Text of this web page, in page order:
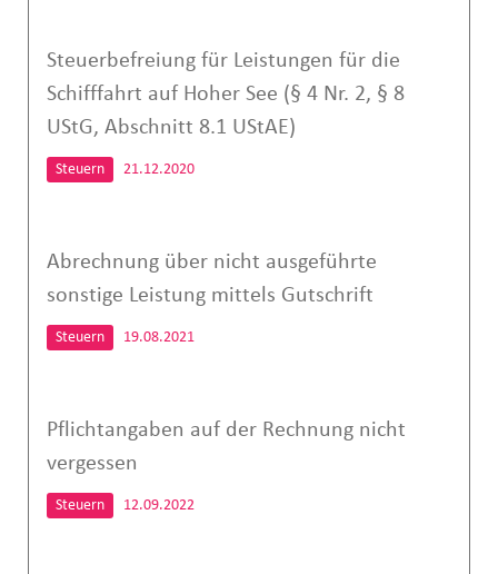
Steuerbefreiung für Leistungen für die
Schifffahrt auf Hoher See (§ 4 Nr. 2, § 8
UStG, Abschnitt 8.1 UStAE)
Steuern 21.12.2020
Abrechnung über nicht ausgeführte
sonstige Leistung mittels Gutschrift
Steuern 19.08.2021
Pflichtangaben auf der Rechnung nicht
vergessen
Steuern 12.09.2022